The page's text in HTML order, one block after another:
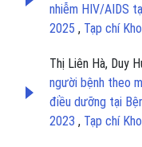
nhiễm HIV/AIDS
2025 , Tạp chí
Thị Liên Hà, Duy
người bệnh theo
điều dưỡng tại
2023 , Tạp chí